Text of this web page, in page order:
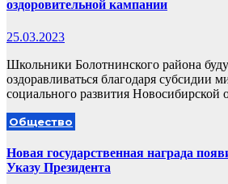
оздоровительной кампании
25.03.2023
Школьники Болотнинского района
оздоравливаться благодаря субсидии
социального развития Новосибирской
Общество
Новая государственная награда
Указу Президента